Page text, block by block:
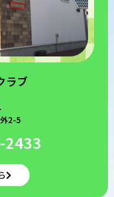
ラブ
2-5
2433